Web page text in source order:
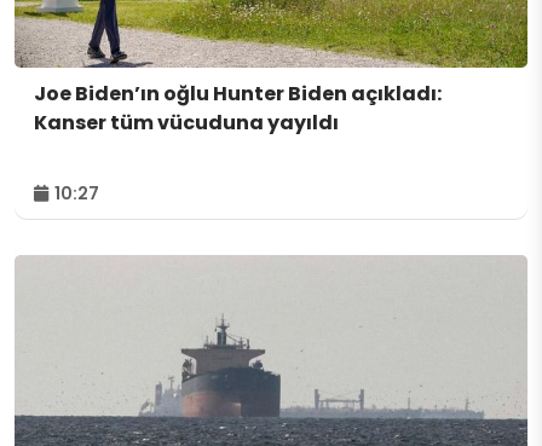
Joe Biden’ın oğlu Hunter Biden açıkladı:
Kanser tüm vücuduna yayıldı
10:27